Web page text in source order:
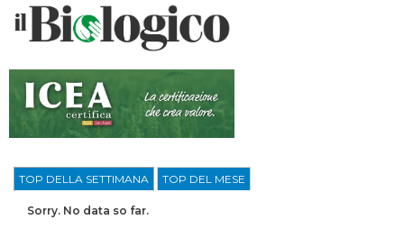
TOP DELLA SETTIMANA TOP DEL MESE
Sorry. No data so far.